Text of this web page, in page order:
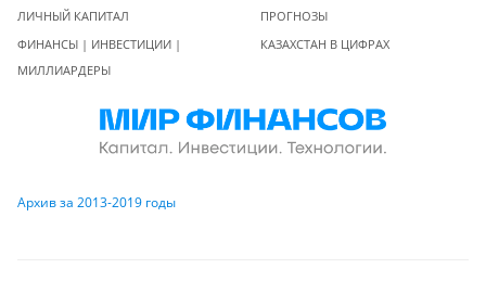
ЛИЧНЫЙ КАПИТАЛ
ФИНАНСЫ | ИНВЕСТИЦИИ |
МИЛЛИАРДЕРЫ
ПРОГНОЗЫ
КАЗАХСТАН В ЦИФРАХ
Архив за 2013-2019 годы